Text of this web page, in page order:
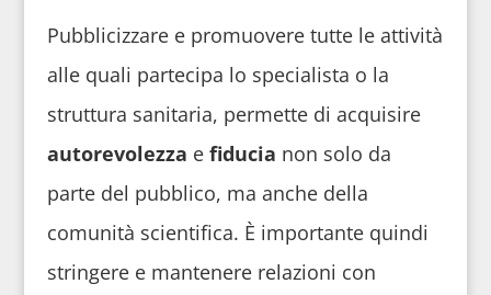
Pubblicizzare e promuovere tutte le attività
alle quali partecipa lo specialista o la
struttura sanitaria, permette di acquisire
autorevolezza e fiducia non solo da
parte del pubblico, ma anche della
comunità scientifica. È importante quindi
stringere e mantenere relazioni con